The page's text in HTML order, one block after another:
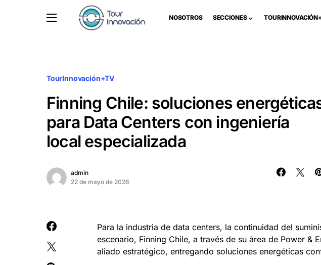
NOSOTROS SECCIONES
TourInnovación+TV
Finning Chile: soluciones
para Data Centers con ingeniería
local especializada
admin
22 de mayo de 2026
Para la industria de data centers, la continuidad del
escenario, Finning Chile, a través de su área de Power &
aliado estratégico, entregando soluciones energéticas